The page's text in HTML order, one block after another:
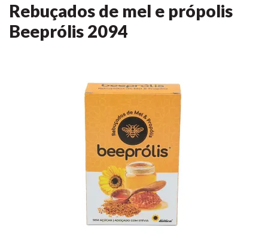
Rebuçados de mel e própolis
Beeprólis 2094